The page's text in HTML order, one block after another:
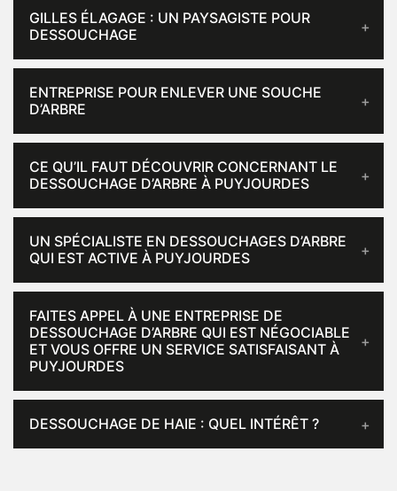
GILLES ÉLAGAGE : UN PAYSAGISTE POUR
DESSOUCHAGE
ENTREPRISE POUR ENLEVER UNE SOUCHE
D’ARBRE
CE QU’IL FAUT DÉCOUVRIR CONCERNANT LE
DESSOUCHAGE D’ARBRE À PUYJOURDES
UN SPÉCIALISTE EN DESSOUCHAGES D’ARBRE
QUI EST ACTIVE À PUYJOURDES
FAITES APPEL À UNE ENTREPRISE DE
DESSOUCHAGE D’ARBRE QUI EST NÉGOCIABLE
ET VOUS OFFRE UN SERVICE SATISFAISANT À
PUYJOURDES
DESSOUCHAGE DE HAIE : QUEL INTÉRÊT ?